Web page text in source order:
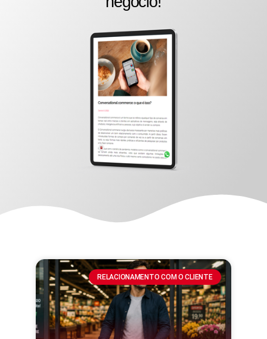
RELACIONAMENTO COM O CLIENTE